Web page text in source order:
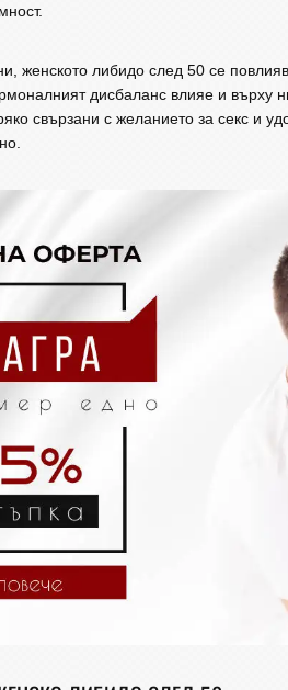
женското либидо след 50 се
дисбаланс влияе и върху
свързани с желанието за секс и